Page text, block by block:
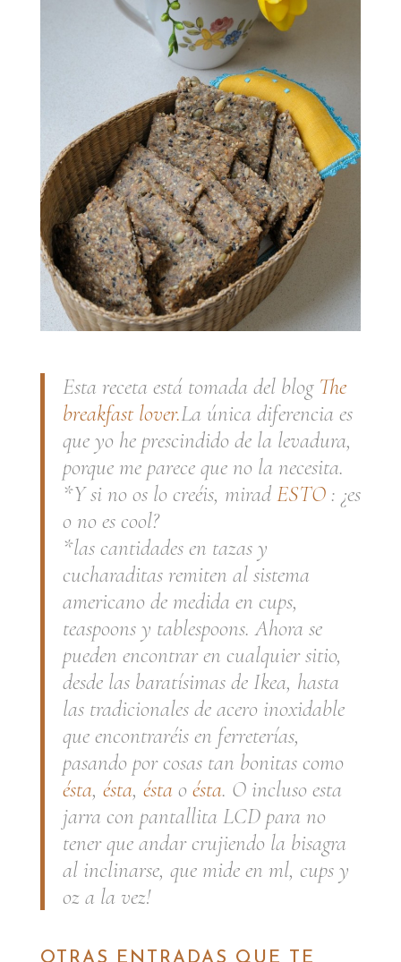
Esta receta está tomada del blog The
breakfast lover.La única diferencia es
que yo he prescindido de la levadura,
porque me parece que no la necesita.
*Y si no os lo creéis, mirad ESTO: ¿es
o no es cool?
*las cantidades en tazas y
cucharaditas remiten al sistema
americano de medida en cups,
teaspoons y tablespoons. Ahora se
pueden encontrar en cualquier sitio,
desde las baratísimas de Ikea, hasta
las tradicionales de acero inoxidable
que encontraréis en ferreterías,
pasando por cosas tan bonitas como
ésta, ésta, ésta o ésta. O incluso esta
jarra con pantallita LCD para no
tener que andar crujiendo la bisagra
al inclinarse, que mide en ml, cups y
oz a la vez!